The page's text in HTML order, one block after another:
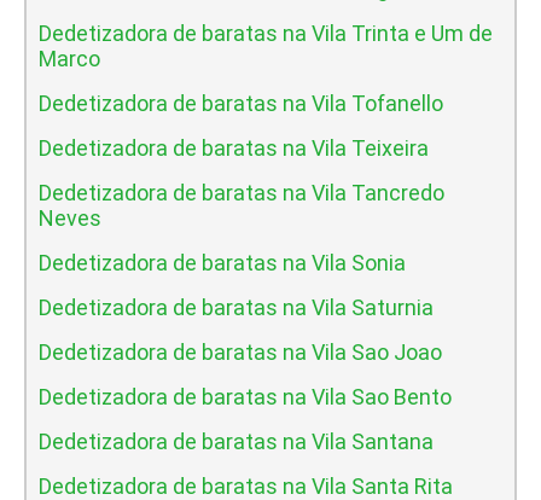
Dedetizadora de baratas na Vila Trinta e Um de
Marco
Dedetizadora de baratas na Vila Tofanello
Dedetizadora de baratas na Vila Teixeira
Dedetizadora de baratas na Vila Tancredo
Neves
Dedetizadora de baratas na Vila Sonia
Dedetizadora de baratas na Vila Saturnia
Dedetizadora de baratas na Vila Sao Joao
Dedetizadora de baratas na Vila Sao Bento
Dedetizadora de baratas na Vila Santana
Dedetizadora de baratas na Vila Santa Rita